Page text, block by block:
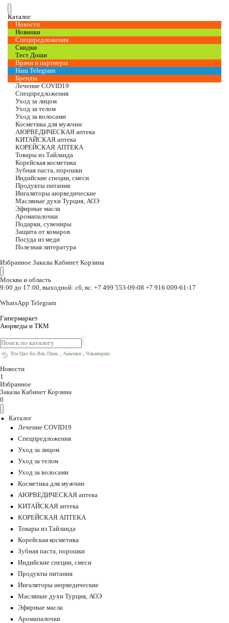
Каталог
Новости
Новинки
Спецпредложения
Скидки
Тест Доши
Врачи и партнеры
Наш Telegram
Бренды
Лечение COVID19
Спецпредложения
Уход за лицом
Уход за телом
Уход за волосами
Косметика для мужчин
АЮРВЕДИЧЕСКАЯ аптека
КИТАЙСКАЯ аптека
КОРЕЙСКАЯ АПТЕКА
Товары из Тайланда
Корейская косметика
Зубная паста, порошки
Индийские специи, смеси
Продукты питания
Ингаляторы аюрведические
Масляные духи Турция, АОЭ
Эфирные масла
Аромапалочки
Подарки, сувениры
Защита от комаров
Посуда из меди
Полезная литература
Избранное Заказы Кабинет Корзина
Москва и область
9:00 до 17:00, выходной: сб, вс. +7 499 553-09-08 +7 916 009-61-17
WhatsApp Telegram
Гипермаркет
Аюрведы и ТКМ
Тун Цяо Би Янь Пянь Амалаки Чаванпраш
Новости
1
Избранное
Заказы Кабинет Корзина
0
Каталог
Лечение COVID19
Спецпредложения
Уход за лицом
Уход за телом
Уход за волосами
Косметика для мужчин
АЮРВЕДИЧЕСКАЯ аптека
КИТАЙСКАЯ аптека
КОРЕЙСКАЯ АПТЕКА
Товары из Тайланда
Корейская косметика
Зубная паста, порошки
Индийские специи, смеси
Продукты питания
Ингаляторы аюрведические
Масляные духи Турция, АОЭ
Эфирные масла
Аромапалочки